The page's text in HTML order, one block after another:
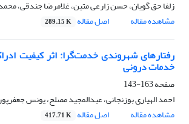
زلفا حق گویان، حسن زارعی متین، غلامرضا جندقی،
مشاهده مقاله
اصل مقاله 289.15 K
رفتارهای شهروندی خدمت‌گرا: اثر کیفیت
خدمات درونی
صفحه163-143
احمد الهیاری بوزنجانی، عبدالمجید مصلح، یونس
مشاهده مقاله
اصل مقاله 417.71 K